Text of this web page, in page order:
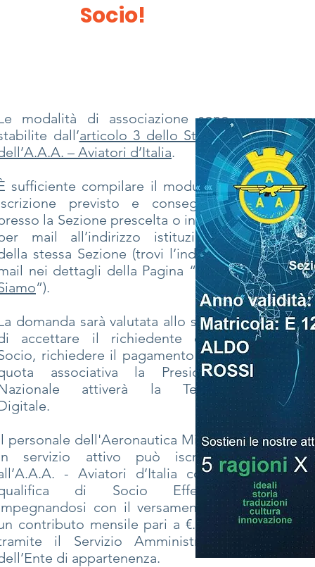
Socio!
modalità di associazione sono
dall’articolo 3 dello Statuto
– Aviatori d’Italia.
sufficiente compilare il modulo di
previsto e consegnarlo
la Sezione prescelta o inviarlo
mail all’indirizzo istituzionale
stessa Sezione (trovi l’indirizzo
nei dettagli della Pagina “ Dove
”).
domanda sarà valutata allo scopo
accettare il richiedente come
richiedere il pagamento della
associativa la Presidenza
attiverà la Tessera
personale dell'Aeronautica Militare
servizio attivo può iscriversi
- Aviatori d’Italia con la
di Socio Effettivo,
con il versamento di
contributo mensile pari a €. 2,00,
il Servizio Amministrativo
di appartenenza.